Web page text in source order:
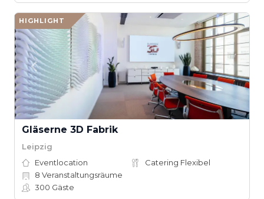
HIGHLIGHT
Gläserne 3D Fabrik
Leipzig
Eventlocation
Catering Flexibel
8 Veranstaltungsräume
300 Gäste